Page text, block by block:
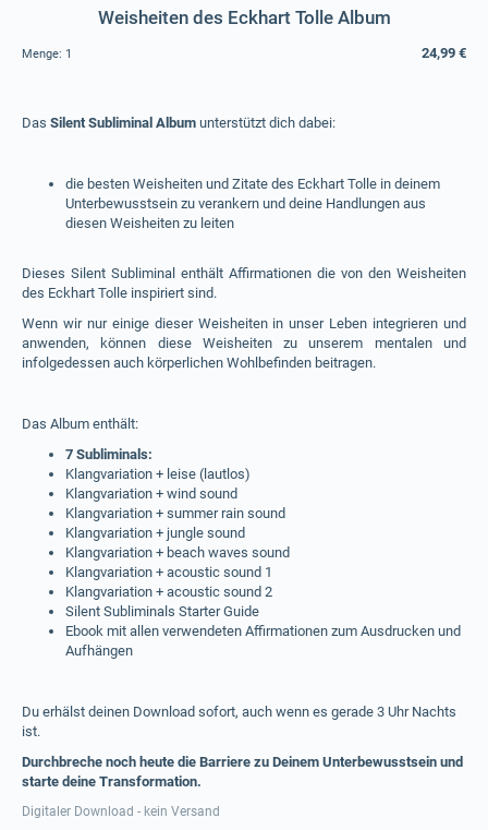
Weisheiten des Eckhart Tolle Album
Menge: 1 24,99 €
Das Silent Subliminal Album unterstützt dich dabei:
die besten Weisheiten und Zitate des Eckhart Tolle in deinem
Unterbewusstsein zu verankern und deine Handlungen aus
diesen Weisheiten zu leiten
Dieses Silent Subliminal enthält Affirmationen die von den Weisheiten
des Eckhart Tolle inspiriert sind.
Wenn wir nur einige dieser Weisheiten in unser Leben integrieren und
anwenden, können diese Weisheiten zu unserem mentalen und
infolgedessen auch körperlichen Wohlbefinden beitragen.
Das Album enthält:
7 Subliminals:
Klangvariation + leise (lautlos)
Klangvariation + wind sound
Klangvariation + summer rain sound
Klangvariation + jungle sound
Klangvariation + beach waves sound
Klangvariation + acoustic sound 1
Klangvariation + acoustic sound 2
Silent Subliminals Starter Guide
Ebook mit allen verwendeten Affirmationen zum Ausdrucken und
Aufhängen
Du erhälst deinen Download sofort, auch wenn es gerade 3 Uhr Nachts
ist.
Durchbreche noch heute die Barriere zu Deinem Unterbewusstsein und
starte deine Transformation.
Digitaler Download - kein Versand